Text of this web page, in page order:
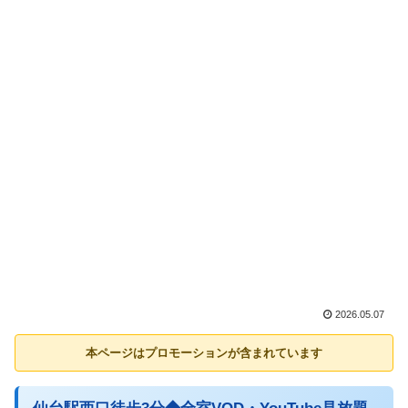
2026.05.07
本ページはプロモーションが含まれています